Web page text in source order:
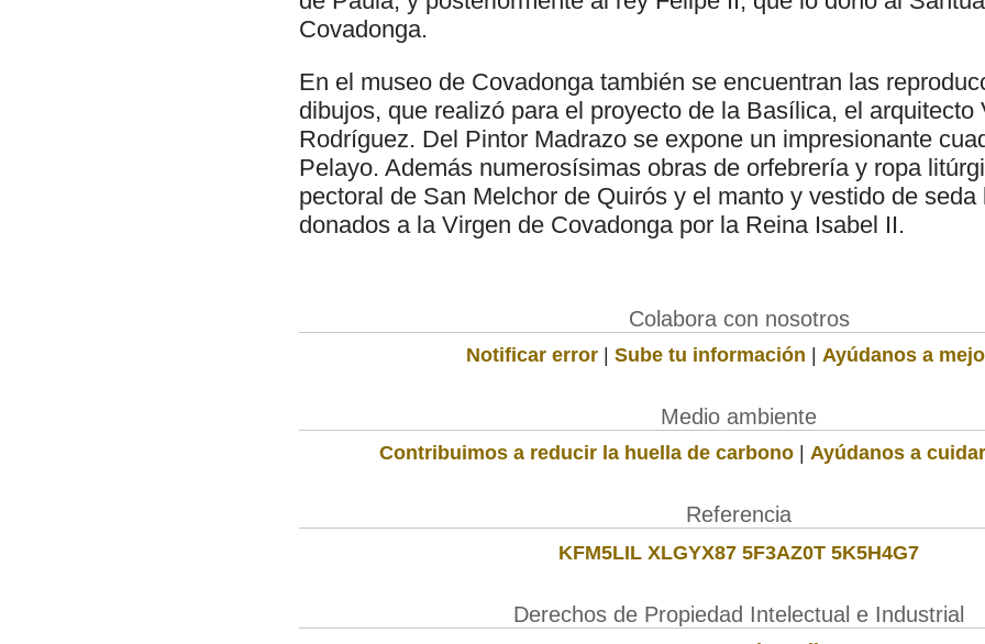
Covadonga.
En el museo de Covadonga también se encuentran las
dibujos, que realizó para el proyecto de la Basílica, el arquitecto
Rodríguez. Del Pintor Madrazo se expone un impresionante
Pelayo. Además numerosísimas obras de orfebrería y ropa
pectoral de San Melchor de Quirós y el manto y vestido de seda
donados a la Virgen de Covadonga por la Reina Isabel II.
Colabora con nosotros
Notificar error | Sube tu información | Ayúdanos a
Medio ambiente
Contribuimos a reducir la huella de carbono | Ayúdanos a
Referencia
KFM5LIL XLGYX87 5F3AZ0T 5K5H4G7
Derechos de Propiedad Intelectual e Industrial